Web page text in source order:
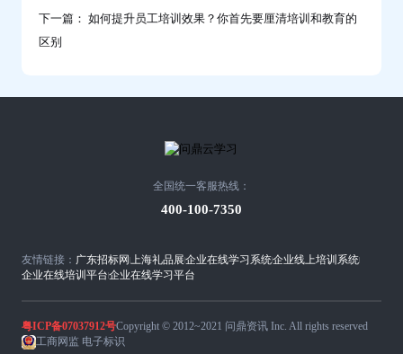
下一篇： 如何提升员工培训效果？你首先要厘清培训和教育的
区别
友情链接： 广东招标网 上海礼品展企业在线学习系统企业线上培训系统
企业在线培训平台企业在线学习平台
全国统一客服热线：
400-100-7350
粤ICP备07037912号Copyright © 2012~2021 问鼎资讯 Inc. All rights reserved
工商网监 电子标识